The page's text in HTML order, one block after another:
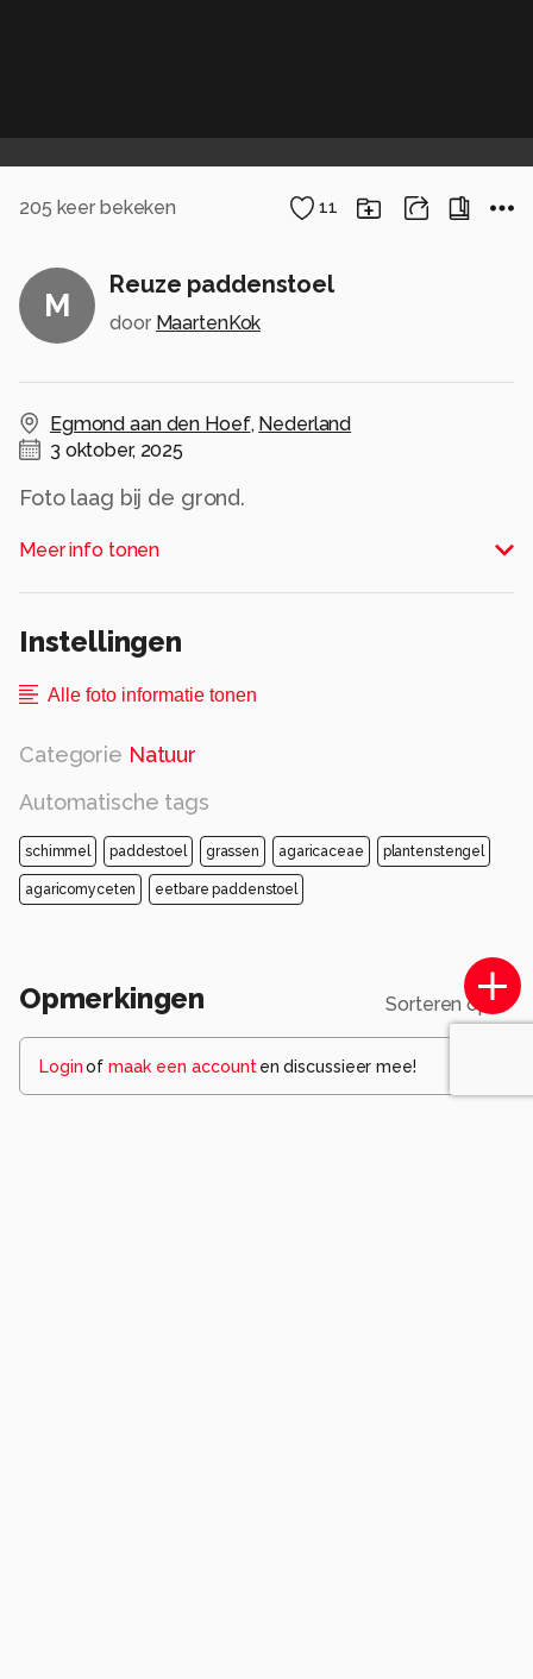
205 keer bekeken 11
M
Reuze paddenstoel
door MaartenKok
Egmond aan den Hoef, Nederland
3 oktober, 2025
Foto laag bij de grond.
Alle rechten voorbehouden
Meer info tonen
Instellingen
Alle foto informatie tonen
Categorie Natuur
Automatische tags
schimmel paddestoel grassen agaricaceae plantenstengel
agaricomyceten eetbare paddenstoel
Opmerkingen Sorteren op
Loginof maak een account en discussieer mee!